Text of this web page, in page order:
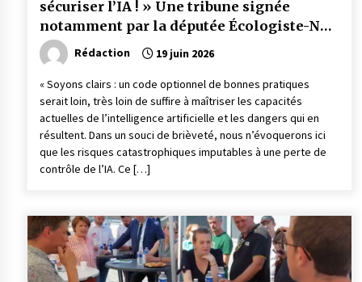
sécuriser l’IA ! » Une tribune signée
notamment par la députée Écologiste-NFP
de la Vienne, L. Belluco
Rédaction 19 juin 2026
« Soyons clairs : un code optionnel de bonnes pratiques
serait loin, très loin de suffire à maîtriser les capacités
actuelles de l’intelligence artificielle et les dangers qui en
résultent. Dans un souci de brièveté, nous n’évoquerons ici
que les risques catastrophiques imputables à une perte de
contrôle de l’IA. Ce […]